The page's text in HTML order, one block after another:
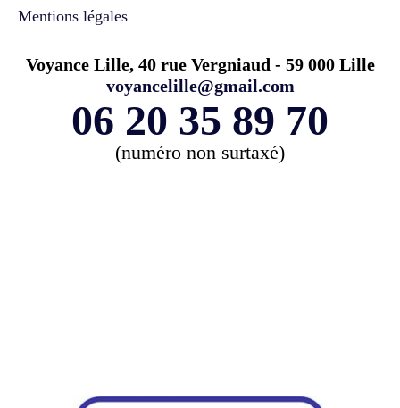
Mentions légales
Voyance Lille, 40 rue Vergniaud - 59 000 Lille
voyancelille@gmail.com
06 20 35 89 70
(numéro non surtaxé)